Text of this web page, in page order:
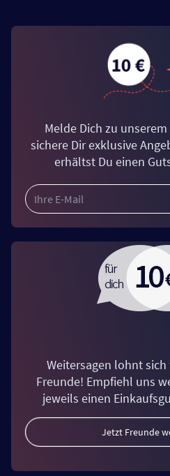
Melde Dich zu
sichere Dir exklusive
erhältst Du einen
Weitersagen lohnt
Freunde! Empfiehl uns
jeweils einen
Jetzt Freunde